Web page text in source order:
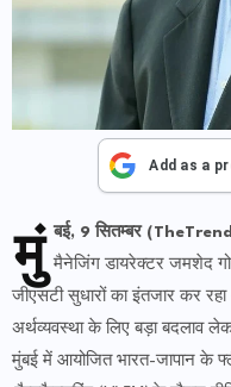
Add as a
मुं बई, 9 सितम्बर
मैनेजिंग डायरेक्टर जमशेद
जीएसटी सुधारों का इंतजार कर
अर्थव्यवस्था के लिए बड़ा बदलाव
मुंबई में आयोजित भारत-जापान के